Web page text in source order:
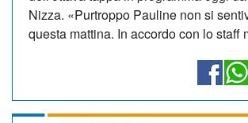
Nizza. «Purtroppo Pauline non si
questa mattina. In accordo con lo staff